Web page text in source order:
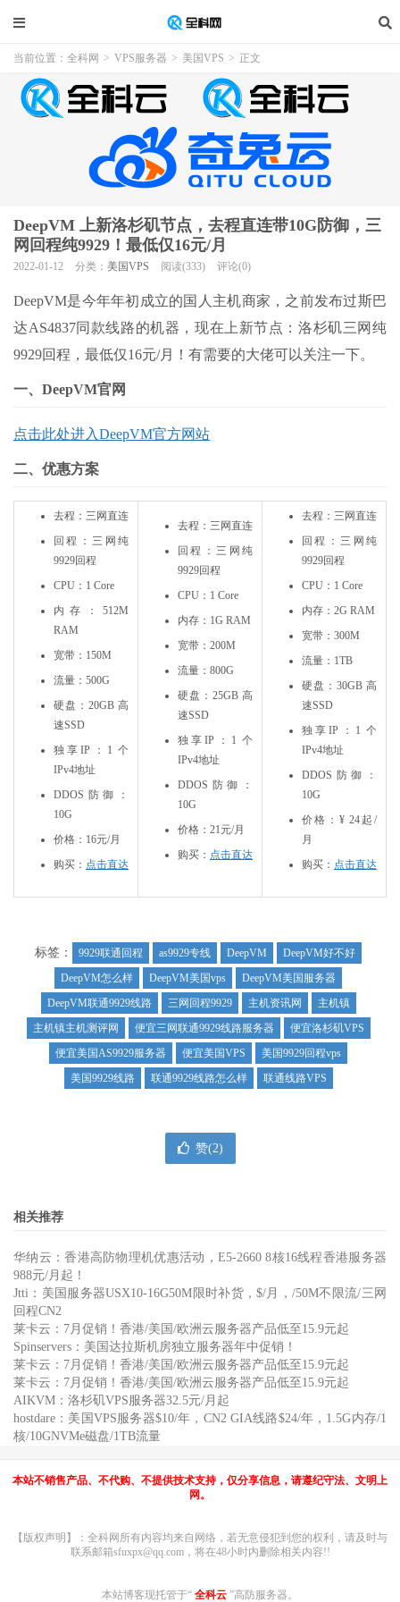
当前位置： 全科网 > VPS服务器 > 美国VPS > 正文
DeepVM 上新洛杉矶节点，去程直连带10G防御，三
网回程纯9929！最低仅16元/月
2022-01-12 分类： 美国VPS 阅读(333) 评论(0)
DeepVM是今年年初成立的国人主机商家，之前发布过斯巴
达AS4837同款线路的机器，现在上新节点：洛杉矶三网纯
9929回程，最低仅16元/月！有需要的大佬可以关注一下。
一、DeepVM官网
点击此处进入DeepVM官方网站
二、优惠方案
去程：三网直连
回程：三网纯
9929回程
CPU：1 Core
内存：512M
RAM
宽带：150M
流量：500G
硬盘：20GB 高
速SSD
独享IP：1 个
IPv4地址
DDOS防御：
10G
价格：16元/月
购买： 点击直达
去程：三网直连
回程：三网纯
9929回程
CPU：1 Core
内存：1G RAM
宽带：200M
流量：800G
硬盘：25GB 高
速SSD
独享IP：1 个
IPv4地址
DDOS防御：
10G
价格：21元/月
购买： 点击直达
去程：三网直连
回程：三网纯
9929回程
CPU：1 Core
内存：2G RAM
宽带：300M
流量：1TB
硬盘：30GB 高
速SSD
独享IP：1 个
IPv4地址
DDOS防御：
10G
价格：¥ 24起/
月
购买： 点击直达
标签： 9929联通回程 as9929专线 DeepVM
DeepVM好不好
DeepVM怎么样
DeepVM美国vps
DeepVM美国服务器
DeepVM联通9929线路
三网回程9929 主机资讯网
主机镇
主机镇主机测评网
便宜三网联通9929线路服务器
便宜洛杉矶VPS
便宜美国AS9929服务器
便宜美国VPS
美国9929回程vps
美国9929线路
联通9929线路怎么样 联通线路VPS
赞(2)
相关推荐
华纳云：香港高防物理机优惠活动，E5-2660 8核16线程香港服务器
988元/月起！
Jtti：美国服务器USX10-16G50M限时补货，$/月，/50M不限流/三网
回程CN2
莱卡云：7月促销！香港/美国/欧洲云服务器产品低至15.9元起
Spinservers：美国达拉斯机房独立服务器年中促销！
莱卡云：7月促销！香港/美国/欧洲云服务器产品低至15.9元起
莱卡云：7月促销！香港/美国/欧洲云服务器产品低至15.9元起
AIKVM：洛杉矶VPS服务器32.5元/月起
hostdare：美国VPS服务器$10/年，CN2 GIA线路$24/年，1.5G内存/1
核/10GNVMe磁盘/1TB流量
本站不销售产品、不代购、不提供技术支持，仅分享信息，请遵纪守法、文明上
网。
【版权声明】：全科网所有内容均来自网络，若无意侵犯到您的权利，请及时与
联系邮箱sfuxpx@qq.com，将在48小时内删除相关内容!!
本站博客现托管于“ 全科云 ”高防服务器。